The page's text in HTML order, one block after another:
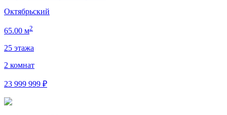
Октябрьский
65.00 м2
25 этажа
2 комнат
23 999 999 ₽